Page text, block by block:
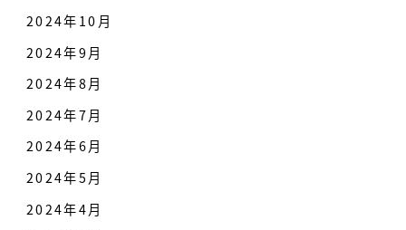
2024年10月
2024年9月
2024年8月
2024年7月
2024年6月
2024年5月
2024年4月